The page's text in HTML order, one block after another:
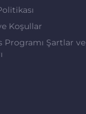
Koşullar
Programı Şartlar ve